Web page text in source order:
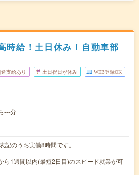
時給！土日休み！自動車部
支給あり 土日祝日が休み WEB登録OK
---分
記のうち実働8時間です。
ら1週間以内(最短2日目)のスピード就業が可